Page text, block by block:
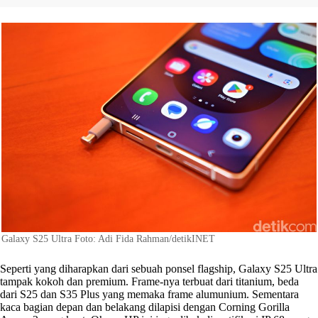
Galaxy S25 Ultra Foto: Adi Fida Rahman/detikINET
Seperti yang diharapkan dari sebuah ponsel flagship, Galaxy S25 Ultra
tampak kokoh dan premium. Frame-nya terbuat dari titanium, beda
dari S25 dan S35 Plus yang memaka frame alumunium. Sementara
kaca bagian depan dan belakang dilapisi dengan Corning Gorilla